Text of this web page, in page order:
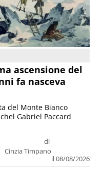
ascensione del
fa nasceva
di
Cinzia Timpano
il 08/08/2026
del Monte Bianco
Gabriel Paccard